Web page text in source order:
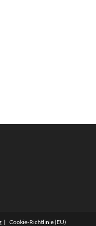
Cookie-Richtlinie (EU)